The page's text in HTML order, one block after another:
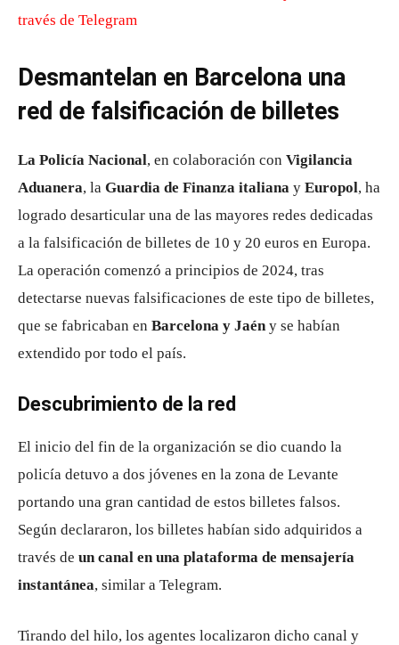
Desmantelan en Barcelona una
red de falsificación de billetes
La Policía Nacional, en colaboración con Vigilancia
Aduanera, la Guardia de Finanza italiana y Europol, ha
logrado desarticular una de las mayores redes dedicadas
a la falsificación de billetes de 10 y 20 euros en Europa.
La operación comenzó a principios de 2024, tras
detectarse nuevas falsificaciones de este tipo de billetes,
que se fabricaban en Barcelona y Jaény se habían
extendido por todo el país.
Descubrimiento de la red
El inicio del fin de la organización se dio cuando la
policía detuvo a dos jóvenes en la zona de Levante
portando una gran cantidad de estos billetes falsos.
Según declararon, los billetes habían sido adquiridos a
través de un canal en una plataforma de mensajería
instantánea, similar a Telegram.
Tirando del hilo, los agentes localizaron dicho canal y